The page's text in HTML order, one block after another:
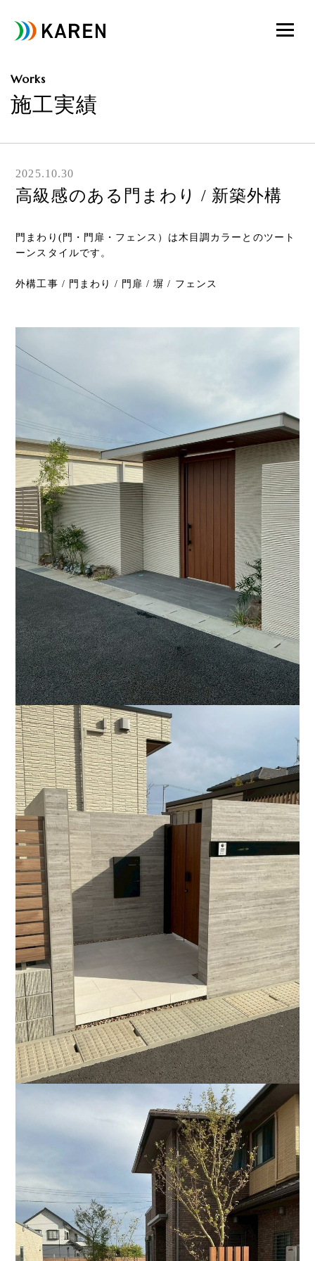
Works
施工実績
2025.10.30
高級感のある門まわり / 新築外構
門まわり(門・門扉・フェンス）は木目調カラーとのツート
ーンスタイルです。
外構工事 / 門まわり / 門扉 / 塀 / フェンス